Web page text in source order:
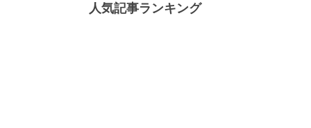
人気記事ランキング